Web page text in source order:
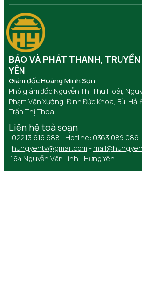
BÁO VÀ PHÁT THANH,
YÊN
Giám đốc Hoàng Minh Sơn
Phó giám đốc Nguyễn Thị Thu Hoài,
Phạm Văn Xướng, Đinh Đức Khoa, Bùi Hải
Trần Thị Thoa
Liên hệ toà soạn
02213 616 988 - Hotline: 0363 089 089
hungyentv@gmail.com -
164 Nguyễn Văn Linh - Hưng Yên